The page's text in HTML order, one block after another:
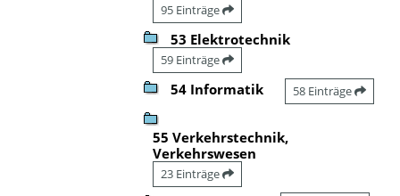
95 Einträge
53 Elektrotechnik
59 Einträge
54 Informatik 58 Einträge
55 Verkehrstechnik,
Verkehrswesen
23 Einträge